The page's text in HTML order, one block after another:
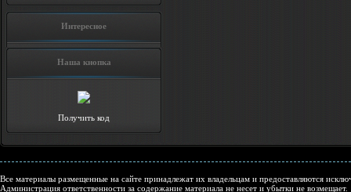
Интересное
Наша кнопка
Получить код
Все материалы размещенные на сайте принадлежат их владельцам и предоставляются
Администрация ответственности за содержание материала не несет и убытки не возмещает.